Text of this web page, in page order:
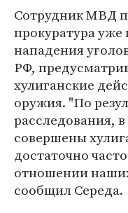
Сотрудник МВД
прокуратура уже
нападения
РФ,
хулиганские
оружия. "По
расследования,
совершены
достаточно
отношении
сообщил Середа.